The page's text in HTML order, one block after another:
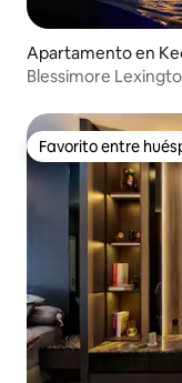
Apartamento en
Blessimore
Favorito entre
Favorito entre